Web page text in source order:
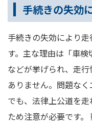
手続きの失効
手続きの失効により
す。主な理由は「車検
などが挙げられ、走
ありません。問題な
でも、法律上公道を
ため注意が必要です。